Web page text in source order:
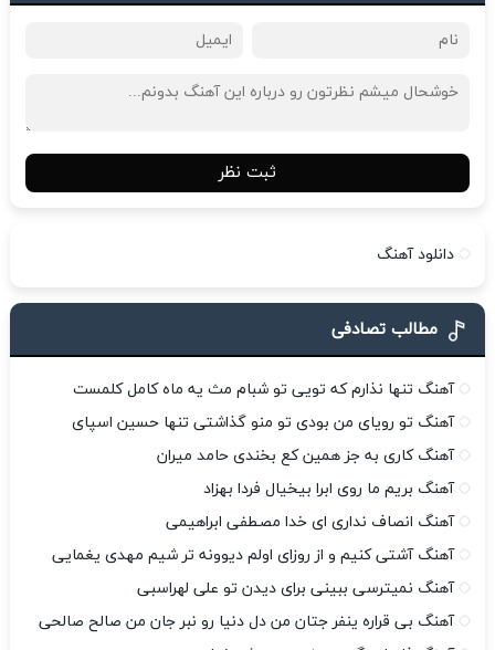
ثبت نظر
دانلود آهنگ
مطالب تصادفی
آهنگ تنها نذارم که تویی تو شبام مث یه ماه کامل کلمست
آهنگ تو رویای من بودی تو منو گذاشتی تنها حسین اسپای
آهنگ کاری به جز همین کع بخندی حامد میران
آهنگ بریم ما روی ابرا بیخیال فردا بهزاد
آهنگ انصاف نداری ای خدا مصطفی ابراهیمی
آهنگ آشتی کنیم و از روزای اولم دیوونه تر شیم مهدی یغمایی
آهنگ نمیترسی ببینی برای دیدن تو علی لهراسبی
آهنگ بی قراره ینفر جتان من دل دنیا رو نبر جان من صالح صالحی